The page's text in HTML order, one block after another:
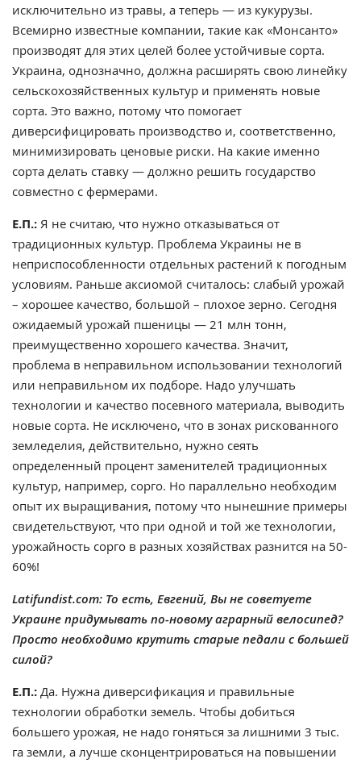
исключительно из травы, а теперь — из кукурузы.
Всемирно известные компании, такие как «Монсанто»
производят для этих целей более устойчивые сорта.
Украина, однозначно, должна расширять свою линейку
сельскохозяйственных культур и применять новые
сорта. Это важно, потому что помогает
диверсифицировать производство и, соответственно,
минимизировать ценовые риски. На какие именно
сорта делать ставку — должно решить государство
совместно с фермерами.
Е.П.: Я не считаю, что нужно отказываться от
традиционных культур. Проблема Украины не в
неприспособленности отдельных растений к погодным
условиям. Раньше аксиомой считалось: слабый урожай
– хорошее качество, большой – плохое зерно. Сегодня
ожидаемый урожай пшеницы — 21 млн тонн,
преимущественно хорошего качества. Значит,
проблема в неправильном использовании технологий
или неправильном их подборе. Надо улучшать
технологии и качество посевного материала, выводить
новые сорта. Не исключено, что в зонах рискованного
земледелия, действительно, нужно сеять
определенный процент заменителей традиционных
культур, например, сорго. Но параллельно необходим
опыт их выращивания, потому что нынешние примеры
свидетельствуют, что при одной и той же технологии,
урожайность сорго в разных хозяйствах разнится на 50-
60%!
Latifundist.com: То есть, Евгений, Вы не советуете
Украине придумывать по-новому аграрный велосипед?
Просто необходимо крутить старые педали с большей
силой?
Е.П.: Да. Нужна диверсификация и правильные
технологии обработки земель. Чтобы добиться
большего урожая, не надо гоняться за лишними 3 тыс.
га земли, а лучше сконцентрироваться на повышении